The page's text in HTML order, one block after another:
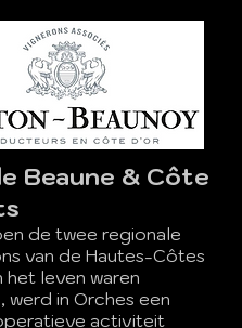
Beaune & Côte
de twee regionale
van de Hautes-Côtes
het leven waren
werd in Orches een
activiteit